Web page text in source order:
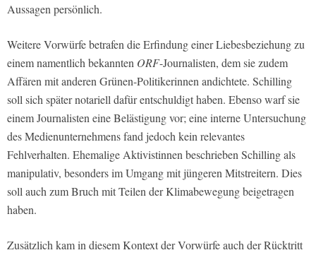
Aussagen persönlich.
Weitere Vorwürfe betrafen die Erfindung einer Liebesbeziehung zu
einem namentlich bekannten ORF-Journalisten, dem sie zudem
Affären mit anderen Grünen-Politikerinnen andichtete. Schilling
soll sich später notariell dafür entschuldigt haben. Ebenso warf sie
einem Journalisten eine Belästigung vor; eine interne Untersuchung
des Medienunternehmens fand jedoch kein relevantes
Fehlverhalten. Ehemalige Aktivistinnen beschrieben Schilling als
manipulativ, besonders im Umgang mit jüngeren Mitstreitern. Dies
soll auch zum Bruch mit Teilen der Klimabewegung beigetragen
haben.
Zusätzlich kam in diesem Kontext der Vorwürfe auch der Rücktritt